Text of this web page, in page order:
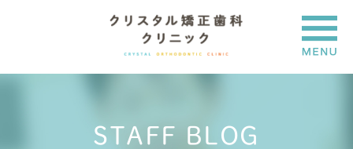
STAFF BLOG